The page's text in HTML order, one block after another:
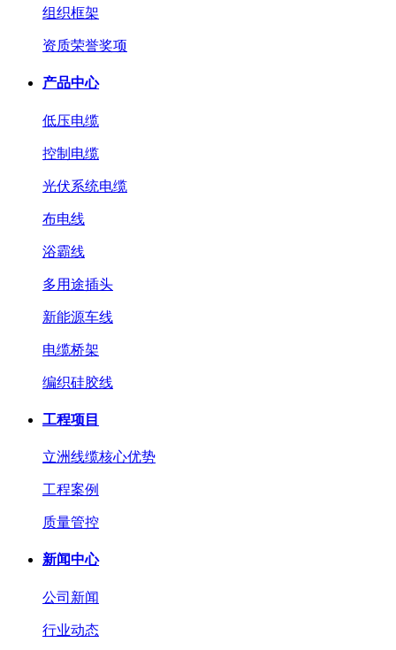
组织框架
资质荣誉奖项
产品中心
低压电缆
控制电缆
光伏系统电缆
布电线
浴霸线
多用途插头
新能源车线
电缆桥架
编织硅胶线
工程项目
立洲线缆核心优势
工程案例
质量管控
新闻中心
公司新闻
行业动态